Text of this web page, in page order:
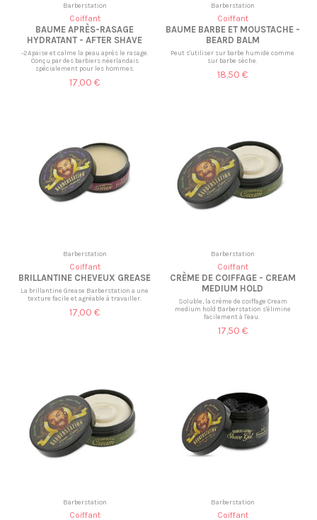
Barberstation
Coiffant
BAUME APRÈS-RASAGE
HYDRATANT - AFTER SHAVE
-2Apaise et calme la peau après le rasage.
Conçu par des barbiers néerlandais
spécialement pour les hommes.
17,00 €
Barberstation
Coiffant
BAUME BARBE ET MOUSTACHE -
BEARD BALM
Peut s'utiliser sur barbe humide comme
sur barbe sèche.
18,50 €
Barberstation
Coiffant
BRILLANTINE CHEVEUX GREASE
La brillantine Grease Barberstation a une
texture facile et agréable à travailler.
17,00 €
Barberstation
Coiffant
CRÈME DE COIFFAGE - CREAM
MEDIUM HOLD
Soluble, la crème de coiffage Cream
medium hold Barberstation s'élimine
facilement à l'eau.
17,50 €
Barberstation
Coiffant
Barberstation
Coiffant